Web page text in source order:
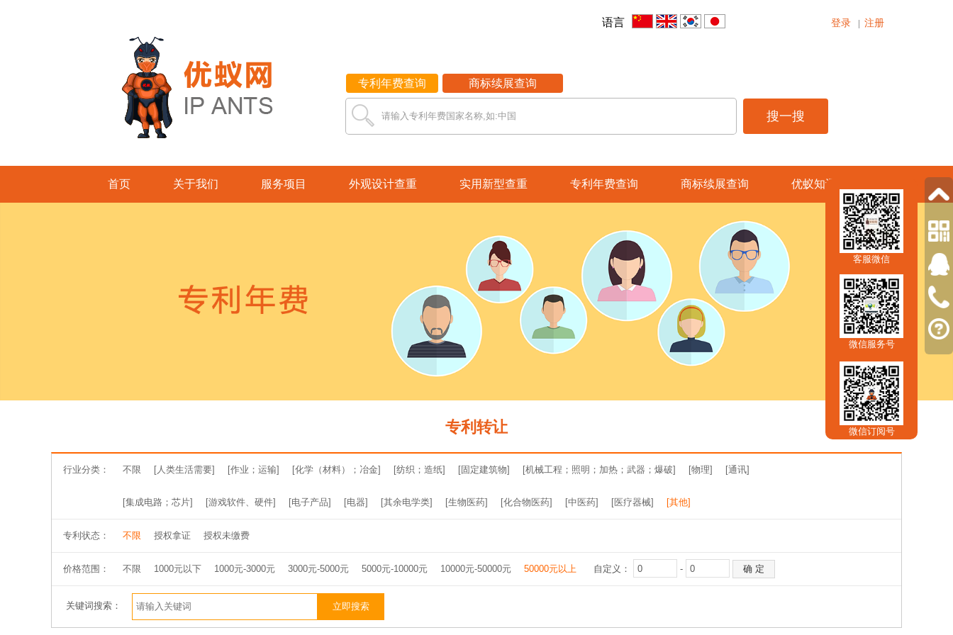
语言 登录 | 注册
专利年费查询 商标续展查询
请输入专利年费国家名称,如:中国
首页 关于我们 服务项目 外观设计查重 实用新型查重 专利年费查询 商标续展查询 优蚁知讯
专利转让
行业分类： 不限 [人类生活需要] [作业；运输] [化学（材料）；冶金] [纺织；造纸] [固定建筑物] [机械工程；照明；加热；武器；爆破] [物理] [通讯]
[集成电路；芯片] [游戏软件、硬件] [电子产品] [电器] [其余电学类] [生物医药] [化合物医药] [中医药] [医疗器械] [其他]
专利状态： 不限 授权拿证 授权未缴费
价格范围： 不限 1000元以下 1000元-3000元 3000元-5000元 5000元-10000元 10000元-50000元 50000元以上 自定义： -
关键词搜索：
客服微信
微信服务号
微信订阅号